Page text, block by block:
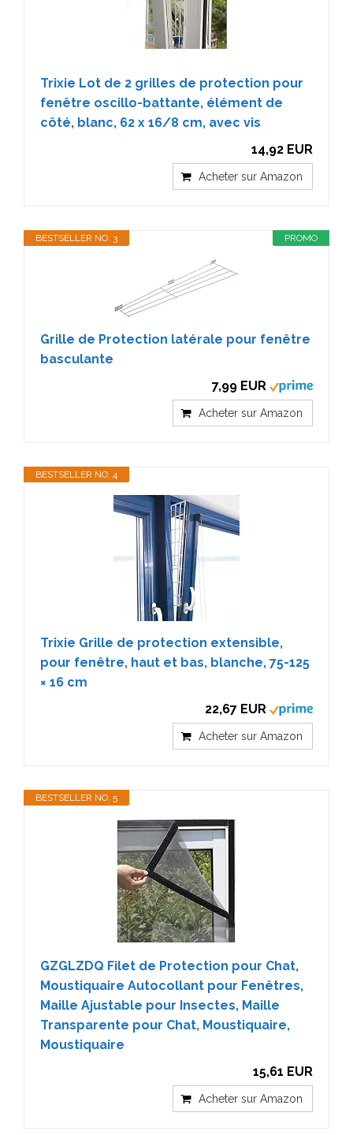
Trixie Lot de 2 grilles de protection pour
fenêtre oscillo-battante, élément de
côté, blanc, 62 x 16/8 cm, avec vis
14,92 EUR
Acheter sur Amazon
PROMO
BESTSELLER NO. 3
Grille de Protection latérale pour fenêtre
basculante
7,99 EUR
Acheter sur Amazon
BESTSELLER NO. 4
Trixie Grille de protection extensible,
pour fenêtre, haut et bas, blanche, 75-125
× 16 cm
22,67 EUR
Acheter sur Amazon
BESTSELLER NO. 5
GZGLZDQ Filet de Protection pour Chat,
Moustiquaire Autocollant pour Fenêtres,
Maille Ajustable pour Insectes, Maille
Transparente pour Chat, Moustiquaire,
Moustiquaire
15,61 EUR
Acheter sur Amazon